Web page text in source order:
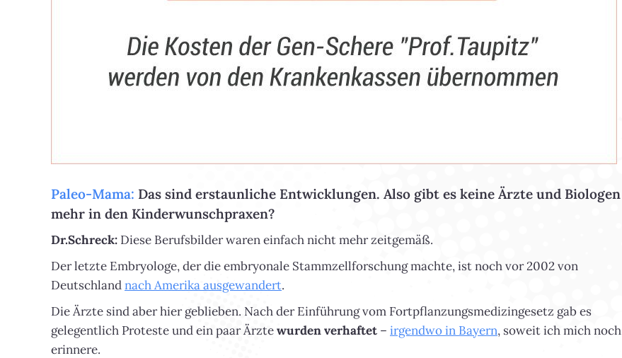
Paleo-Mama: Das sind erstaunliche Entwicklungen. Also gibt es keine Ärzte und Biologen
mehr in den Kinderwunschpraxen?
Dr.Schreck: Diese Berufsbilder waren einfach nicht mehr zeitgemäß.
Der letzte Embryologe, der die embryonale Stammzellforschung machte, ist noch vor 2002 von
Deutschlandnach Amerika ausgewandert.
Die Ärzte sind aber hier geblieben. Nach der Einführung vom Fortpflanzungsmedizingesetz gab es
gelegentlich Proteste und ein paar Ärztewurden verhaftet – irgendwo in Bayern, soweit ich mich noch
erinnere.